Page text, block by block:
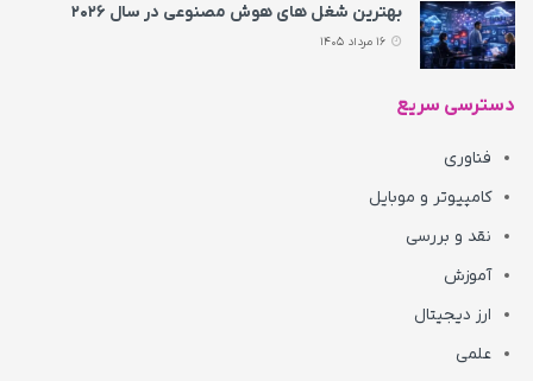
بهترین شغل های هوش مصنوعی در سال ۲۰۲۶
دسترسی سریع
فناوری
کامپیوتر و موبایل
نقد و بررسی
آموزش
ارز دیجیتال
علمی